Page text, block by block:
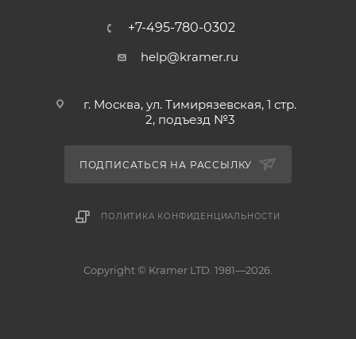
+7-495-780-0302
help@kramer.ru
г. Москва, ул. Тимирязевская, 1 стр.
2, подъезд №3
ПОДПИСАТЬСЯ НА РАССЫЛКУ
ПОЛИТИКА КОНФИДЕНЦИАЛЬНОСТИ
Copyright © Kramer LTD. 1981—2026.